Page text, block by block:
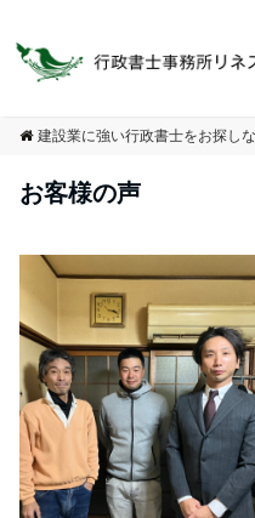
建設業に強い行政書士をお探し
お客様の声